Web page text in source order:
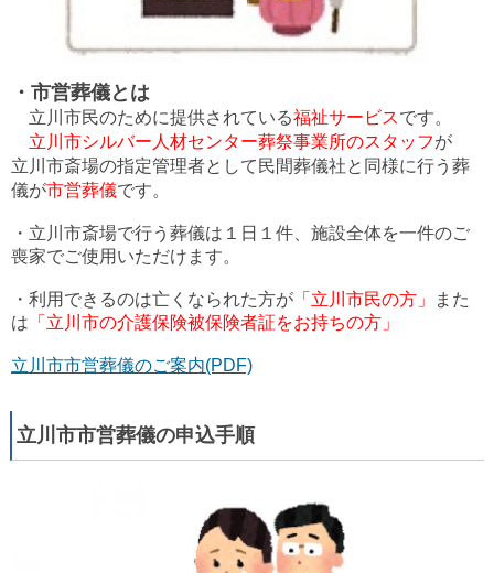
・市営葬儀とは
立川市民のために提供されている福祉サービスです。
立川市シルバー人材センター葬祭事業所のスタッフが
立川市斎場の指定管理者として民間葬儀社と同様に行う葬
儀が市営葬儀です。
・立川市斎場で行う葬儀は１日１件、施設全体を一件のご
喪家でご使用いただけます。
・利用できるのは亡くなられた方が 「立川市民の方」
また
は 「立川市の介護保険被保険者証をお持ちの方」
立川市市営葬儀のご案内(PDF)
立川市市営葬儀の申込手順